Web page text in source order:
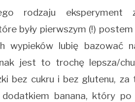
rodzaju eksperyment
były pierwszym (!)
wypieków lubię bazować
jest to trochę lepsza/
bez cukru i bez glutenu,
banana, który